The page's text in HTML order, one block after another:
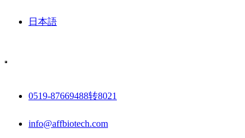
日本語
0519-87669488转8021
info@affbiotech.com